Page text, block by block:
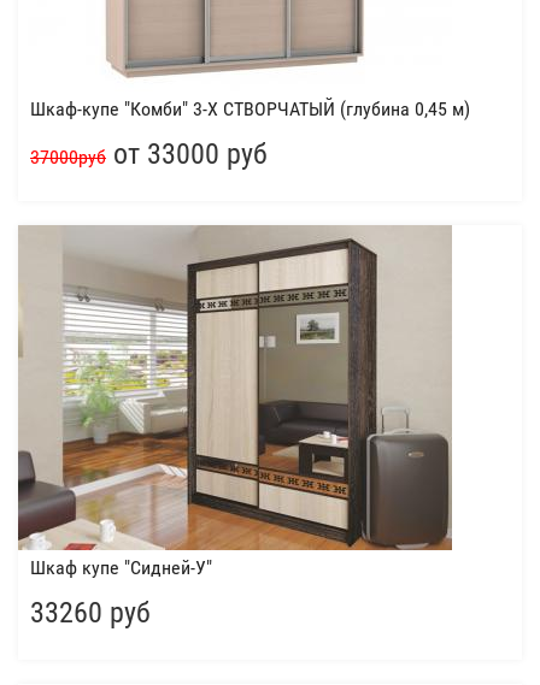
Шкаф-купе "Комби" 3-Х СТВОРЧАТЫЙ (глубина 0,45 м)
37000руб от 33000 руб
Шкаф купе "Сидней-У"
33260 руб